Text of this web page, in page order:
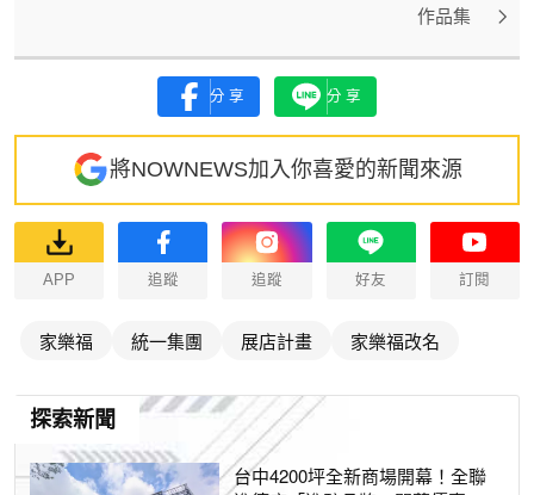
作品集
分享 分享
將NOWNEWS加入你喜愛的新聞來源
APP 追蹤 追蹤 好友 訂閱
家樂福 統一集團 展店計畫 家樂福改名
探索新聞
台中4200坪全新商場開幕！全聯